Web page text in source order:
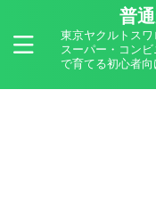
普
東京ヤクルトス
スーパー・コン
で育てる初心者